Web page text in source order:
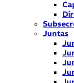
Juntas